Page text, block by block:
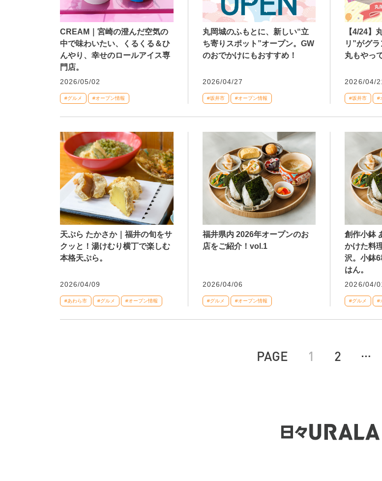
CREAM｜宮崎の澄んだ空気の
中で味わいたい、くるくる＆ひ
んやり、幸せのロールアイス専
門店。
2026/05/02
#グルメ #オープン情報
丸岡城のふもとに、新しい“立
ち寄りスポット”オープン。GW
のおでかけにもおすすめ！
2026/04/27
#坂井市 #オープン情報
【4/24】
リ”がグ
丸もやっ
2026/04/
#坂井市 #
天ぷら たかさか｜福井の旬をサ
クッと！湯けむり横丁で楽しむ
本格天ぷら。
2026/04/09
#あわら市 #グルメ #オープン情報
福井県内 2026年オープンのお
店をご紹介！vol.1
2026/04/06
#グルメ #オープン情報
創作小鉢
かけた料
沢。小鉢
はん。
2026/04/
#グルメ #
PAGE 1 2 …